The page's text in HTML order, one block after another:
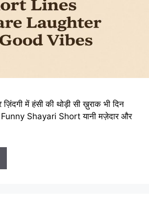
में हंसी की थोड़ी सी ख़ुराक भी दिन
Funny Shayari Short यानी मज़ेदार और